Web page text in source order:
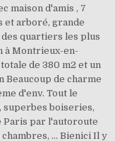
maison d'amis , 7
et arboré, grande
des quartiers les plus
à Montrieux-en-
de 380 m2 et un
Beaucoup de charme
d'env. Tout le
superbes boiseries,
Paris par l'autoroute
... Bienici Il y